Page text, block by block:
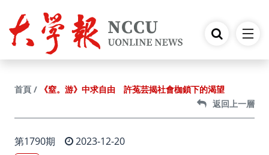
首頁
《窒。游》中求自由 許菟芸揭社會枷鎖下的渴望
返回上一層
第1790期 2023-12-20